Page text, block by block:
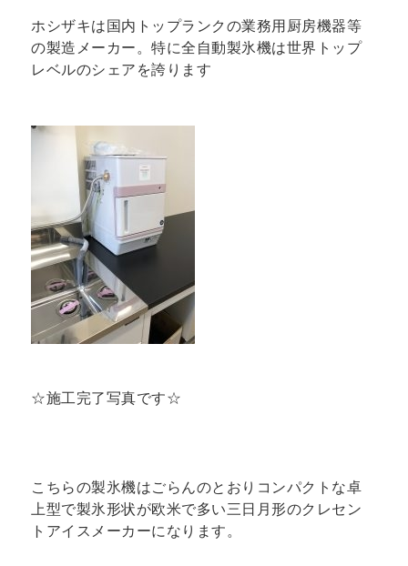
ホシザキは国内トップランクの業務用厨房機器等
の製造メーカー。特に全自動製氷機は世界トップ
レベルのシェアを誇ります
☆施工完了写真です☆
こちらの製氷機はごらんのとおりコンパクトな卓
上型で製氷形状が欧米で多い三日月形のクレセン
トアイスメーカーになります。